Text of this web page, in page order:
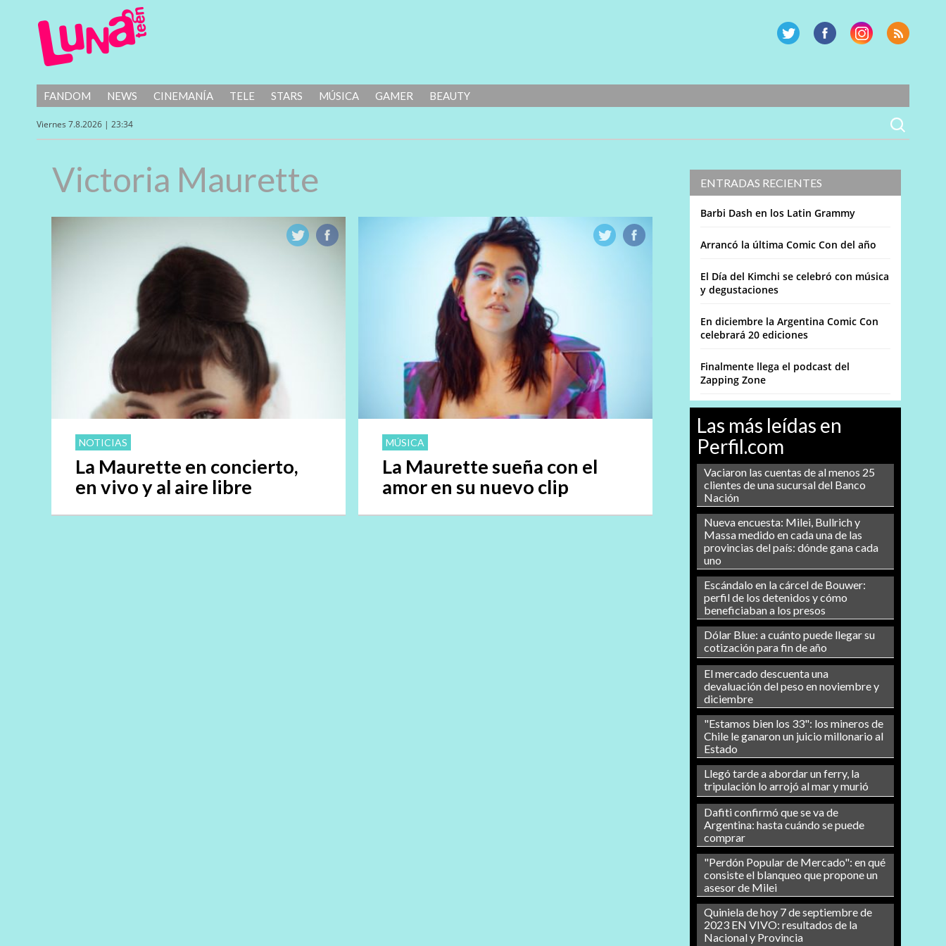
FANDOM NEWS CINEMANÍA TELE STARS MÚSICA GAMER BEAUTY
Viernes 7.8.2026 | 23:34
ENTRADAS RECIENTES
Barbi Dash en los Latin Grammy
Arrancó la última Comic Con del año
El Día del Kimchi se celebró con música
y degustaciones
En diciembre la Argentina Comic Con
celebrará 20 ediciones
Finalmente llega el podcast del
Zapping Zone
Las más leídas en
Perfil.com
Vaciaron las cuentas de al menos 25
clientes de una sucursal del Banco
Nación
Nueva encuesta: Milei, Bullrich y
Massa medido en cada una de las
provincias del país: dónde gana cada
uno
Escándalo en la cárcel de Bouwer:
perfil de los detenidos y cómo
beneficiaban a los presos
Dólar Blue: a cuánto puede llegar su
cotización para fin de año
El mercado descuenta una
devaluación del peso en noviembre y
diciembre
"Estamos bien los 33": los mineros de
Chile le ganaron un juicio millonario al
Estado
Llegó tarde a abordar un ferry, la
tripulación lo arrojó al mar y murió
Dafiti confirmó que se va de
Argentina: hasta cuándo se puede
comprar
"Perdón Popular de Mercado": en qué
consiste el blanqueo que propone un
asesor de Milei
Quiniela de hoy 7 de septiembre de
2023 EN VIVO: resultados de la
Nacional y Provincia
Victoria Maurette
NOTICIAS
La Maurette en concierto,
en vivo y al aire libre
MÚSICA
La Maurette sueña con el
amor en su nuevo clip